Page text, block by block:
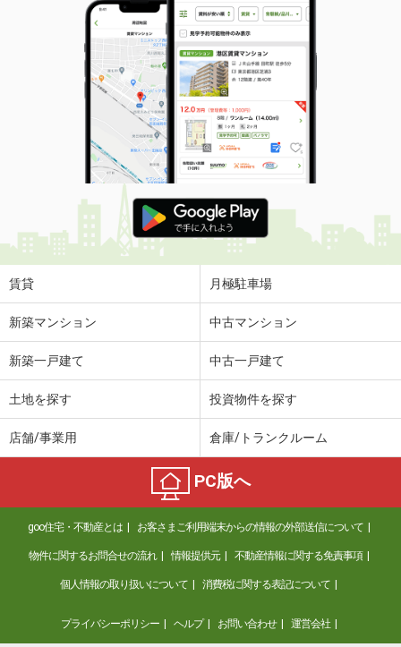
専有面積 25.89m²
間取り
1K
山梨県甲府市中村町
価 格
6.40万円
住 所
山梨県甲府市中村町
専有面積 28.02m²
間取り
山梨県南アルプス市榎原
価 格
6.20万円
山梨県南アルプス市徳永
価 格
5.50万円
山梨県南アルプス市徳永
専有面積 23.18m²
山梨県南アルプス市在家塚
住 所
山梨県南アルプス市在家塚
専有面積
23.72m²
賃貸 月極駐車場
新築マンション 中古マンション
新築一戸建て 中古一戸建て
土地を探す 投資物件を探す
店舗/事業用 倉庫/トランクルーム
PC版へ
goo住宅・不動産とは お客さまご利用端末からの情報の外部送信について
物件に関するお問合せの流れ 情報提供元 不動産情報に関する免責事項
個人情報の取り扱いについて 消費税に関する表記について
プライバシーポリシー ヘルプ お問い合わせ 運営会社